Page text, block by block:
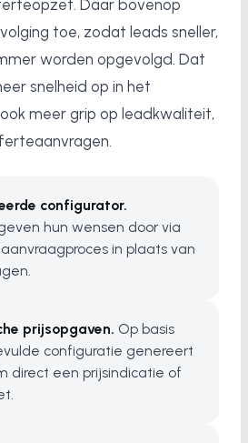
Daar bovenop
toe, zodat leads sneller,
worden opgevolgd. Dat
snelheid op in het
meer grip op leadkwaliteit,
configurator.
hun wensen door via
in plaats van
prijsopgaven. Op basis
configuratie genereert
direct een prijsindicatie of